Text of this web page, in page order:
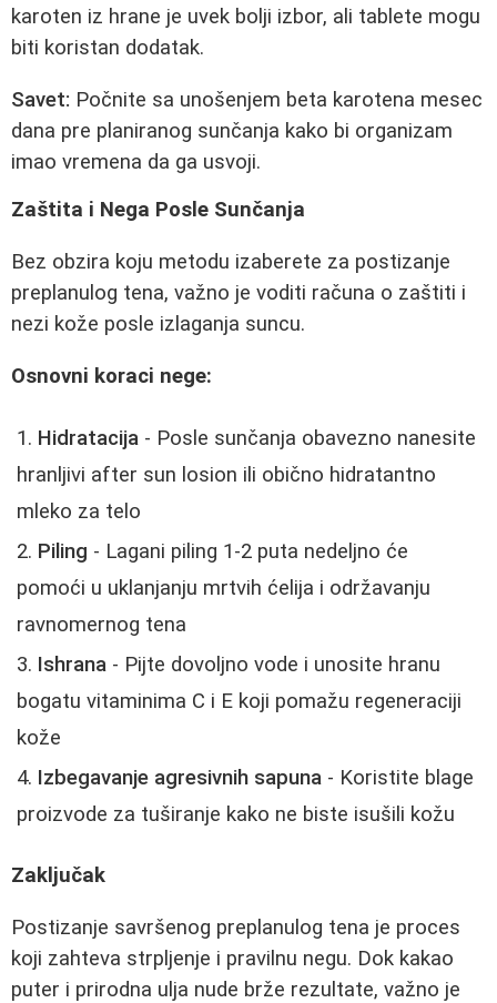
karoten iz hrane je uvek bolji izbor, ali tablete mogu
biti koristan dodatak.
Savet: Počnite sa unošenjem beta karotena mesec
dana pre planiranog sunčanja kako bi organizam
imao vremena da ga usvoji.
Zaštita i Nega Posle Sunčanja
Bez obzira koju metodu izaberete za postizanje
preplanulog tena, važno je voditi računa o zaštiti i
nezi kože posle izlaganja suncu.
Osnovni koraci nege:
Hidratacija - Posle sunčanja obavezno nanesite
hranljivi after sun losion ili obično hidratantno
mleko za telo
Piling - Lagani piling 1-2 puta nedeljno će
pomoći u uklanjanju mrtvih ćelija i održavanju
ravnomernog tena
Ishrana - Pijte dovoljno vode i unosite hranu
bogatu vitaminima C i E koji pomažu regeneraciji
kože
Izbegavanje agresivnih sapuna - Koristite blage
proizvode za tuširanje kako ne biste isušili kožu
Zaključak
Postizanje savršenog preplanulog tena je proces
koji zahteva strpljenje i pravilnu negu. Dok kakao
puter i prirodna ulja nude brže rezultate, važno je